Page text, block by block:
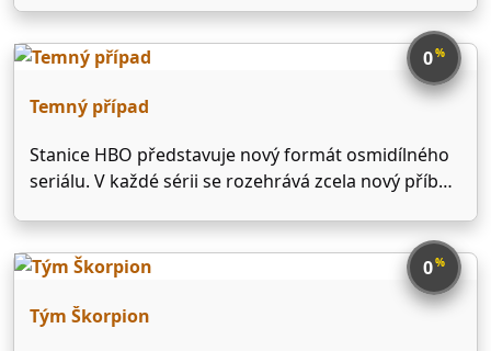
"Late Night" — home to A-list celebrity guests,
memorable comedy and the best in musical talent.
0%
Temný případ
Stanice HBO představuje nový formát osmidílného
seriálu. V každé sérii se rozehrává zcela nový příběh
případ. Z pohledu detektivů i kriminálníků divák
proniká nejen do policejního vyšetřování, ale také
0%
Tým Škorpion